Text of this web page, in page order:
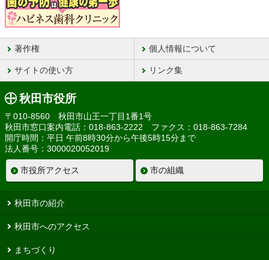
著作権 個人情報について
サイトの使い方 リンク集
秋田市役所
〒010-8560 秋田市山王一丁目1番1号
秋田市窓口案内電話：018-863-2222 ファクス：018-863-7284
開庁時間：平日 午前8時30分から午後5時15分まで
法人番号：3000020052019
市役所アクセス 市の組織
秋田市の紹介
秋田市へのアクセス
まちづくり